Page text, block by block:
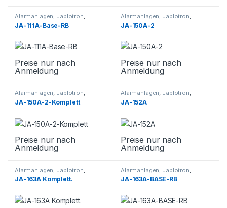
Alarmanlagen Jablotron
Sicherheitstechnik Sirenen
JA-111A-Base-RB
Preise nur nach
Anmeldung
Alarmanlagen Jablotron
Sicherheitstechnik Sirenen
JA-150A-2
Preise nur nach
Anmeldung
Alarmanlagen, Jablotron,
Sicherheitstechnik Sirenen
JA-150A-2-Komplett
Preise nur nach
Anmeldung
Alarmanlagen, Jablotron,
Sicherheitstechnik
JA-152A
Preise nur nach
Anmeldung
Alarmanlagen Jablotron
Sicherheitstechnik ,Sirenen
JA-163A Komplett.
Alarmanlagen Jablotron
Sicherheitstechnik,Sirenen
JA-163A-BASE-RB